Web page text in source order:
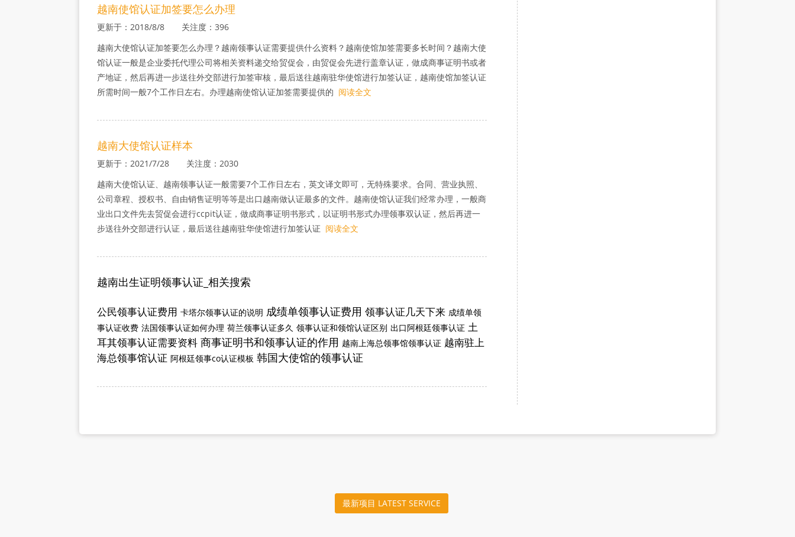
越南使馆认证加签要怎么办理
更新于：2018/8/8 关注度：396
越南大使馆认证加签要怎么办理？越南领事认证需要提供什么资料？越南使馆加签需要多长时间？越南大使
馆认证一般是企业委托代理公司将相关资料递交给贸促会，由贸促会先进行盖章认证，做成商事证明书或者
产地证，然后再进一步送往外交部进行加签审核，最后送往越南驻华使馆进行加签认证，越南使馆加签认证
所需时间一般7个工作日左右。办理越南使馆认证加签需要提供的 阅读全文
越南大使馆认证样本
更新于：2021/7/28 关注度：2030
越南大使馆认证、越南领事认证一般需要7个工作日左右，英文译文即可，无特殊要求。合同、营业执照、
公司章程、授权书、自由销售证明等等是出口越南做认证最多的文件。越南使馆认证我们经常办理，一般商
业出口文件先去贸促会进行ccpit认证，做成商事证明书形式，以证明书形式办理领事双认证，然后再进一
步送往外交部进行认证，最后送往越南驻华使馆进行加签认证 阅读全文
越南出生证明领事认证_相关搜索
公民领事认证费用 卡塔尔领事认证的说明 成绩单领事认证费用 领事认证几天下来 成绩单领
事认证收费 法国领事认证如何办理 荷兰领事认证多久 领事认证和领馆认证区别 出口阿根廷领事认证 土
耳其领事认证需要资料 商事证明书和领事认证的作用 越南上海总领事馆领事认证 越南驻上
海总领事馆认证 阿根廷领事co认证模板 韩国大使馆的领事认证
最新项目 LATEST SERVICE